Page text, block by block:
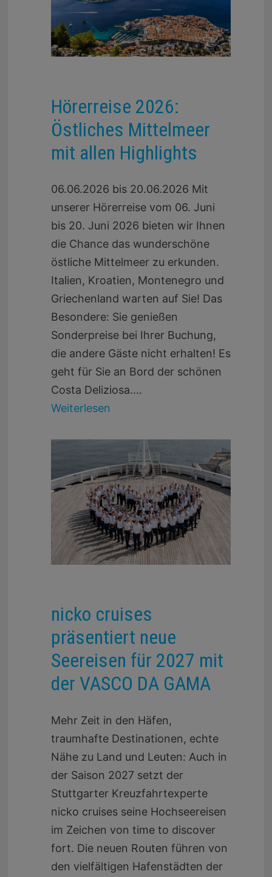
Hörerreise 2026:
Östliches Mittelmeer
mit allen Highlights
06.06.2026 bis 20.06.2026 Mit
unserer Hörerreise vom 06. Juni
bis 20. Juni 2026 bieten wir Ihnen
die Chance das wunderschöne
östliche Mittelmeer zu erkunden.
Italien, Kroatien, Montenegro und
Griechenland warten auf Sie! Das
Besondere: Sie genießen
Sonderpreise bei Ihrer Buchung,
die andere Gäste nicht erhalten! Es
geht für Sie an Bord der schönen
Costa Deliziosa.…
Weiterlesen
nicko cruises
präsentiert neue
Seereisen für 2027 mit
der VASCO DA GAMA
Mehr Zeit in den Häfen,
traumhafte Destinationen, echte
Nähe zu Land und Leuten: Auch in
der Saison 2027 setzt der
Stuttgarter Kreuzfahrtexperte
nicko cruises seine Hochseereisen
im Zeichen von time to discover
fort. Die neuen Routen führen von
den vielfältigen Hafenstädten der